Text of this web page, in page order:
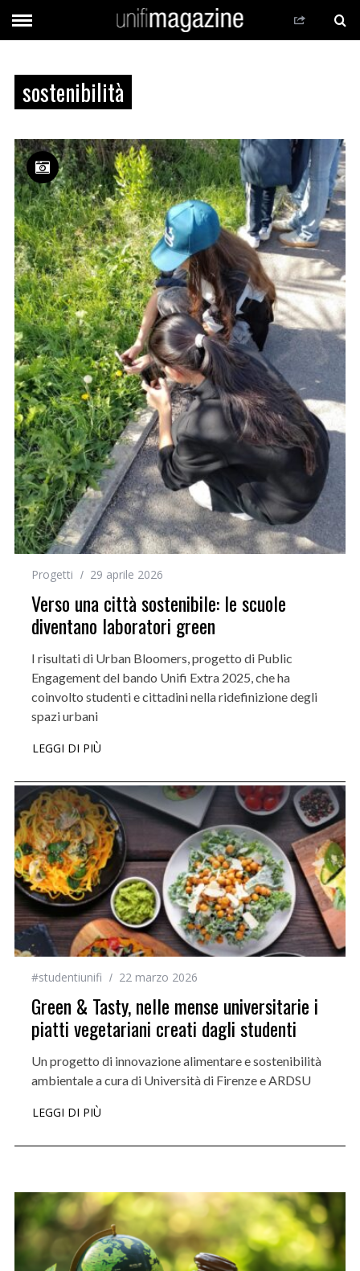
sostenibilità
Progetti 29 aprile 2026
Verso una città sostenibile: le scuole
diventano laboratori green
I risultati di Urban Bloomers, progetto di Public
Engagement del bando Unifi Extra 2025, che ha
coinvolto studenti e cittadini nella ridefinizione degli
spazi urbani
LEGGI DI PIÙ
#studentiunifi 22 marzo 2026
Green & Tasty, nelle mense universitarie i
piatti vegetariani creati dagli studenti
Un progetto di innovazione alimentare e sostenibilità
ambientale a cura di Università di Firenze e ARDSU
LEGGI DI PIÙ